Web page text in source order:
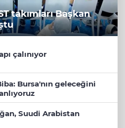
takımları Başkan
çalınıyor
Bursa'nın geleceğini
Suudi Arabistan